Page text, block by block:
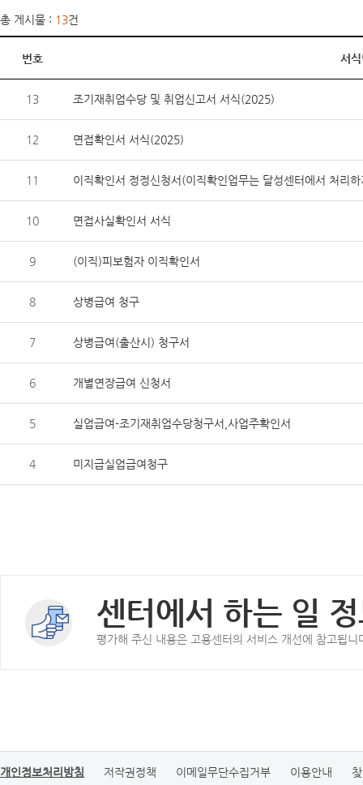
총 게시물 : 13건
번호 서
13 조기재취업수당 및 취업신고서 서식(2025)
12 면접확인서 서식(2025)
11 이직확인서 정정신청서(이직확인업무는 달성센터에서 처리
10 면접사실확인서 서식
9 (이직)피보험자 이직확인서
8 상병급여 청구
7 상병급여(출산시) 청구서
6 개별연장급여 신청서
5 실업급여-조기재취업수당청구서,사업주확인서
4 미지급실업급여청구
센터에서 하는 일
평가해 주신 내용은 고용센터의 서비스 개선에 참고됩니
개인정보처리방침 저작권정책 이메일무단수집거부 이용안내